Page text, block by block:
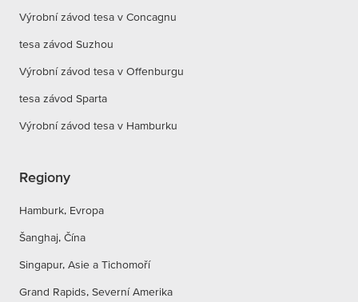
Výrobní závod tesa v Concagnu
tesa závod Suzhou
Výrobní závod tesa v Offenburgu
tesa závod Sparta
Výrobní závod tesa v Hamburku
Regiony
Hamburk, Evropa
Šanghaj, Čína
Singapur, Asie a Tichomoří
Grand Rapids, Severní Amerika